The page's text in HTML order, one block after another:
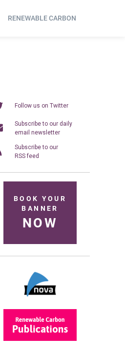
RENEWABLE CARBON
Follow us on Twitter
Subscribe to our daily
email newsletter
Subscribe to our
RSS feed
BOOK YOUR
BANNER
NOW